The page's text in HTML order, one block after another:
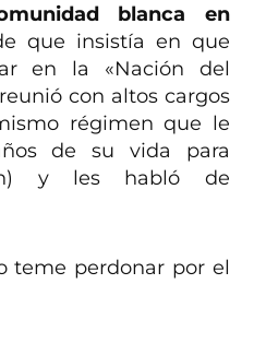
blanca en
que insistía en que
en la «Nación del
con altos cargos
régimen que le
de su vida para
y les habló de
teme perdonar por el